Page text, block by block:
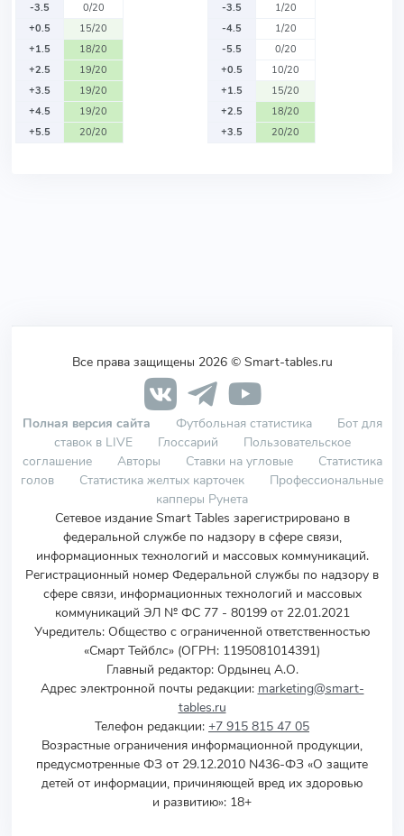
-3.5
0/20
+0.5
15/20
+1.5
18/20
+2.5
19/20
+3.5
19/20
+4.5
19/20
+5.5
20/20
-3.5
1/20
-4.5
1/20
-5.5
0/20
+0.5
10/20
+1.5
15/20
+2.5
18/20
+3.5
20/20
Все права защищены 2026 © Smart-tables.ru
Полная версия сайта Футбольная статистика
Бот для
ставок в LIVE
Глоссарий
Пользовательское
соглашение
Авторы Ставки на угловые
Статистика
голов
Статистика желтых карточек
Профессиональные
капперы Рунета
Сетевое издание Smart Tables зарегистрировано в
федеральной службе по надзору в сфере связи,
информационных технологий и массовых коммуникаций.
Регистрационный номер Федеральной службы по надзору в
сфере связи, информационных технологий и массовых
коммуникаций ЭЛ № ФС 77 - 80199 от 22.01.2021
Учредитель: Общество с ограниченной ответственностью
«Смарт Тейблс» (ОГРН: 1195081014391)
Главный редактор: Ордынец А.О.
Адрес электронной почты редакции: marketing@smart-
tables.ru
Телефон редакции: +7 915 815 47 05
Возрастные ограничения информационной продукции,
предусмотренные ФЗ от 29.12.2010 N436-ФЗ «О защите
детей от информации, причиняющей вред их здоровью
и развитию»: 18+